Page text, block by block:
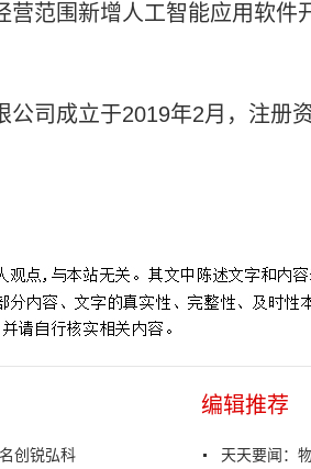
营范围新增人工智能应用软
公司成立于2019年2月，注册
创锐弘科
编辑推荐
天天要闻：